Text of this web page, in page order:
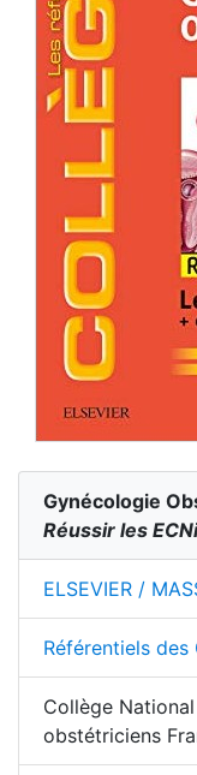
Gynécologie
Réussir les ECNi
ELSEVIER /
Référentiels des
Collège
obstétriciens